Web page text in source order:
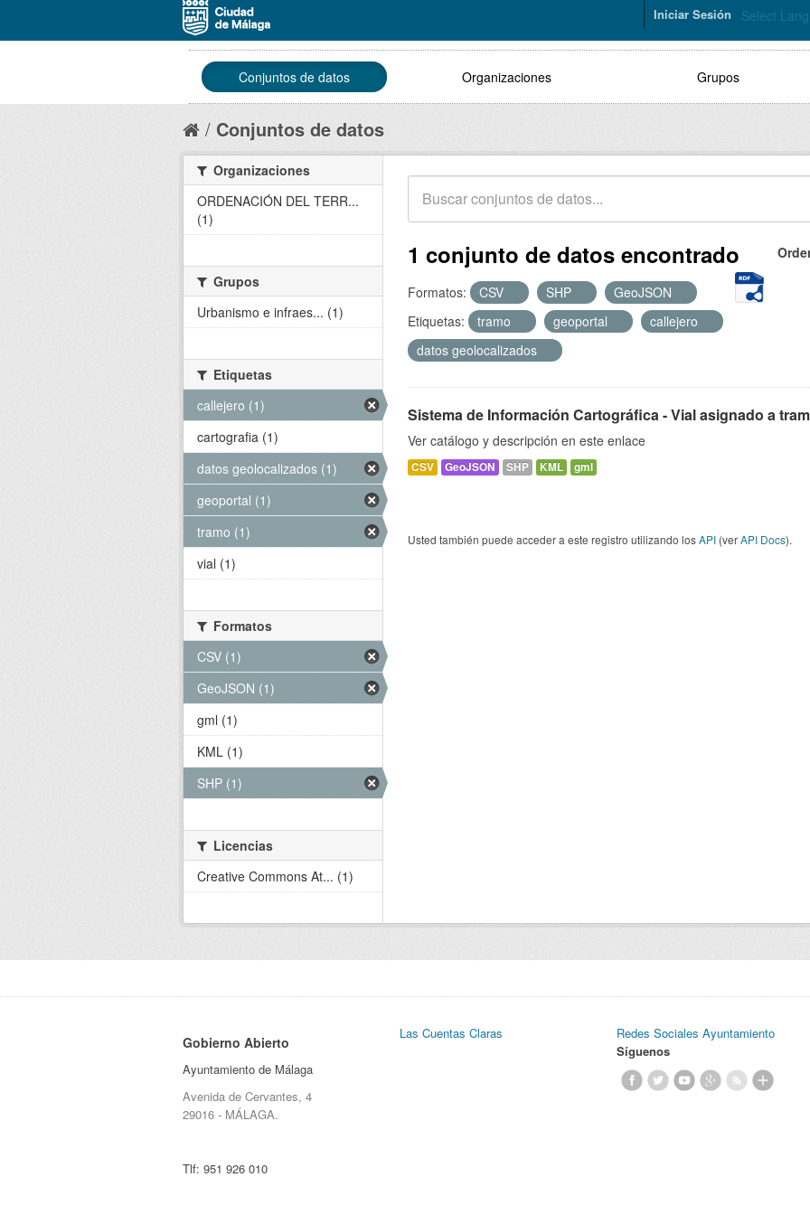
Select
Iniciar Sesión
Conjuntos de datos Organizaciones Grupos
Conjuntos de datos
1 conjunto de datos encontrado
Formatos: CSV SHP
GeoJSON
Etiquetas:
tramo geoportal
callejero
datos geolocalizados
Sistema de Información Cartográfica - Vial asignado a
Ver catálogo y descripción en este enlace
CSV GeoJSON SHP KML gml
Usted también puede acceder a este registro utilizando losAPI (verAPI Docs).
Organizaciones
ORDENACIÓN DEL TERR...
(1)
Grupos
Urbanismo e infraes... (1)
Etiquetas
callejero (1)
cartografia (1)
datos geolocalizados (1)
geoportal (1)
tramo (1)
vial (1)
Formatos
CSV (1)
GeoJSON (1)
gml (1)
KML (1)
SHP (1)
Licencias
Creative Commons At... (1)
Gobierno Abierto
Ayuntamiento de Málaga
Avenida de Cervantes, 4
29016 - MÁLAGA.
Tlf: 951 926 010
Las Cuentas Claras
Redes Sociales Ayuntamiento
Síguenos